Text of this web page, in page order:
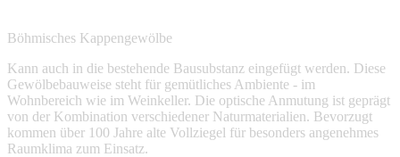
Böhmisches Kappengewölbe
Kann auch in die bestehende Bausubstanz eingefügt werden. Diese
Gewölbebauweise steht für gemütliches Ambiente - im
Wohnbereich wie im Weinkeller. Die optische Anmutung ist geprägt
von der Kombination verschiedener Naturmaterialien. Bevorzugt
kommen über 100 Jahre alte Vollziegel für besonders angenehmes
Raumklima zum Einsatz.